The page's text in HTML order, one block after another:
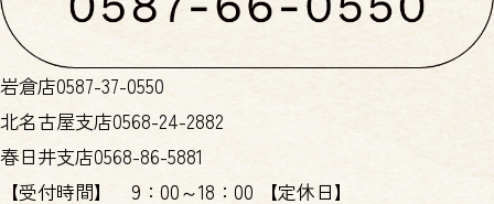
岩倉店0587-37-0550
北名古屋支店
0568-24-2882